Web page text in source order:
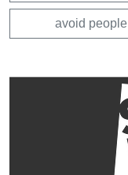
avoid people